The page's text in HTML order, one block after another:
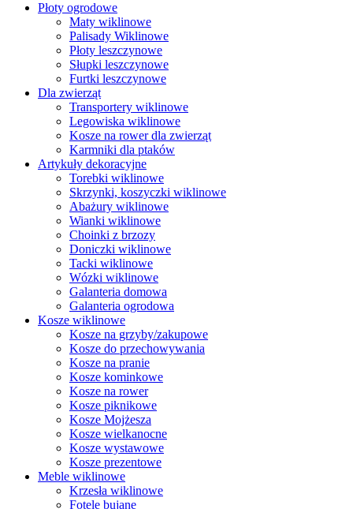
Płoty ogrodowe
Maty wiklinowe
Palisady Wiklinowe
Płoty leszczynowe
Słupki leszczynowe
Furtki leszczynowe
Dla zwierząt
Transportery wiklinowe
Legowiska wiklinowe
Kosze na rower dla zwierząt
Karmniki dla ptaków
Artykuły dekoracyjne
Torebki wiklinowe
Skrzynki, koszyczki wiklinowe
Abażury wiklinowe
Wianki wiklinowe
Choinki z brzozy
Doniczki wiklinowe
Tacki wiklinowe
Wózki wiklinowe
Galanteria domowa
Galanteria ogrodowa
Kosze wiklinowe
Kosze na grzyby/zakupowe
Kosze do przechowywania
Kosze na pranie
Kosze kominkowe
Kosze na rower
Kosze piknikowe
Kosze Mojżesza
Kosze wielkanocne
Kosze wystawowe
Kosze prezentowe
Meble wiklinowe
Krzesła wiklinowe
Fotele bujane